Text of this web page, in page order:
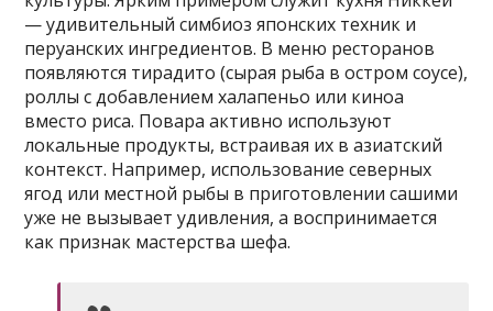
— удивительный симбиоз японских техник и
перуанских ингредиентов. В меню ресторанов
появляются тирадито (сырая рыба в остром соусе),
роллы с добавлением халапеньо или киноа
вместо риса. Повара активно используют
локальные продукты, встраивая их в азиатский
контекст. Например, использование северных
ягод или местной рыбы в приготовлении сашими
уже не вызывает удивления, а воспринимается
как признак мастерства шефа.